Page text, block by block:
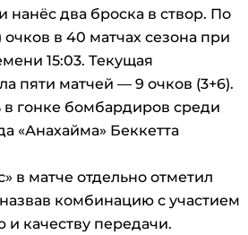
нанёс два броска в створ. По
очков в 40 матчах сезона при
15:03. Текущая
пяти матчей — 9 очков (3+6).
гонке бомбардиров среди
«Анахайма» Беккетта
в матче отдельно отметил
комбинацию с участием
качеству передачи.